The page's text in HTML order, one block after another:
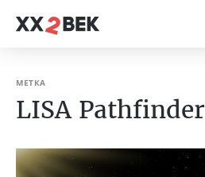
МЕТКА
LISA Pathfinder